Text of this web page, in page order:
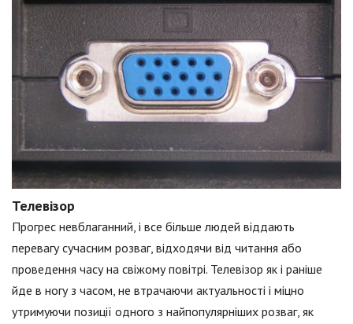
Телевізор
Прогрес невблаганний, і все більше людей віддають
перевагу сучасним розваг, відходячи від читання або
проведення часу на свіжому повітрі. Телевізор як і раніше
йде в ногу з часом, не втрачаючи актуальності і міцно
утримуючи позиції одного з найпопулярніших розваг, як